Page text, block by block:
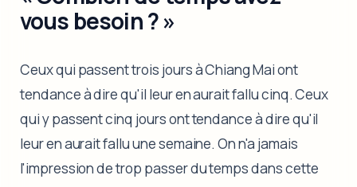
vous besoin ? »
Ceux qui passent trois jours à Chiang Mai ont
tendance à dire qu'il leur en aurait fallu cinq. Ceux
qui y passent cinq jours ont tendance à dire qu'il
leur en aurait fallu une semaine. On n'a jamais
l'impression de trop passer du temps dans cette